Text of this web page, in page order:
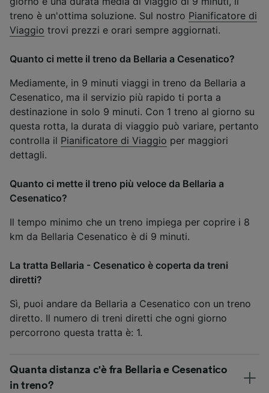
treno è un'ottima soluzione. Sul nostro Pianificatore di
Viaggio trovi prezzi e orari sempre aggiornati.
Quanto ci mette il treno da Bellaria a Cesenatico?
Mediamente, in 9 minuti viaggi in treno da Bellaria a
Cesenatico, ma il servizio più rapido ti porta a
destinazione in solo 9 minuti. Con 1 treno al giorno su
questa rotta, la durata di viaggio può variare, pertanto
controlla il Pianificatore di Viaggio per maggiori
dettagli.
Quanto ci mette il treno più veloce da Bellaria a
Cesenatico?
Il tempo minimo che un treno impiega per coprire i 8
km da Bellaria Cesenatico è di 9 minuti.
La tratta Bellaria - Cesenatico è coperta da treni
diretti?
Sì, puoi andare da Bellaria a Cesenatico con un treno
diretto. Il numero di treni diretti che ogni giorno
percorrono questa tratta è: 1.
Quanta distanza c'è fra Bellaria e Cesenatico
in treno?